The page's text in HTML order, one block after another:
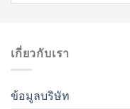
เกี่ยวกับเรา
ข้อมูลบริษัท